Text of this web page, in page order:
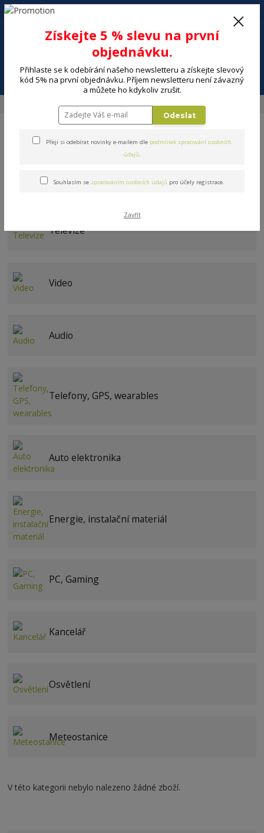
Menu
+420 602 494 600
Příslušenství PT
Televize
Video
Audio
Telefony, GPS, wearables
Auto elektronika
Energie, instalační materiál
PC, Gaming
Kancelář
Osvětlení
Meteostanice
V této kategorii nebylo nalezeno žádné zboží.
Získejte 5 % slevu na první
objednávku.
Přihlaste se k odebírání našeho newsletteru a získejte slevový
kód 5% na první objednávku. Příjem newsletteru není závazný
a můžete ho kdykoliv zrušit.
Odeslat
Přeji si odebírat novinky e-mailem dle podmínek zpracování osobních
údajů.
Souhlasím se zpracováním osobních údajů pro účely registrace.
Zavřít